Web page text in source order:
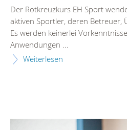
Der Rotkreuzkurs EH Sport
aktiven Sportler, deren Betreuer,
Es werden keinerlei
Anwendungen ...
Weiterlesen